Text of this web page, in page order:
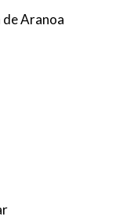
de Aranoa